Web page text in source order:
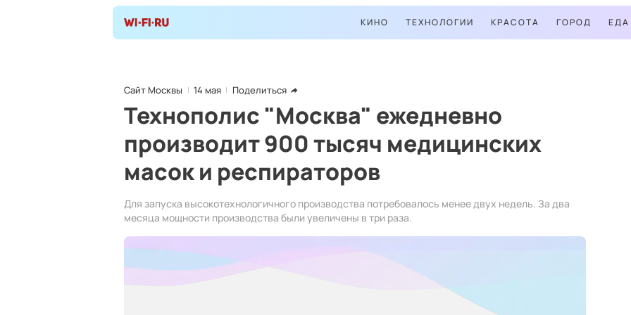
КИНО ТЕХНОЛОГИИ КРАСОТА ГОРОД ЕДА
Сайт Москвы 14 мая Поделиться
Технополис "Москва" ежедневно
производит 900 тысяч медицинских
масок и респираторов
Для запуска высокотехнологичного производства потребовалось менее двух недель. За два
месяца мощности производства были увеличены в три раза.